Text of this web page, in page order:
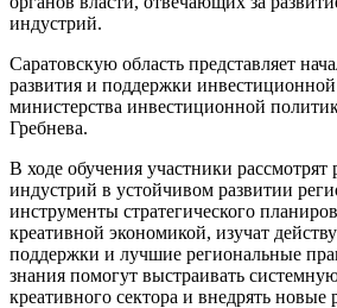
индустрий.
Саратовскую область представляет
развития и поддержки инвестиционной
министерства инвестиционной
Гребнева.
В ходе обучения участники рассмотрят
индустрий в устойчивом развитии
инструменты стратегического
креативной экономикой, изучат
поддержки и лучшие региональные
знания помогут выстраивать
креативного сектора и внедрять новые